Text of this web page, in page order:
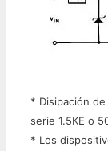
* Disipación de
serie 1.5KE o
* Los